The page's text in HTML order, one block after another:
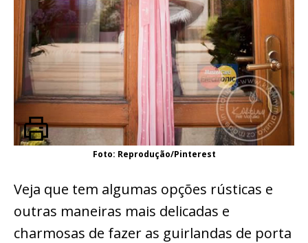
Foto: Reprodução/Pinterest
Veja que tem algumas opções rústicas e
outras maneiras mais delicadas e
charmosas de fazer as guirlandas de porta